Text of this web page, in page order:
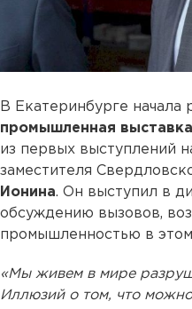
В Екатеринбурге начала
промышленная
из первых выступлений
заместителя
Ионина. Он выступил в
обсуждению вызовов,
промышленностью в
«Мы живем в мире
Иллюзий о том, что